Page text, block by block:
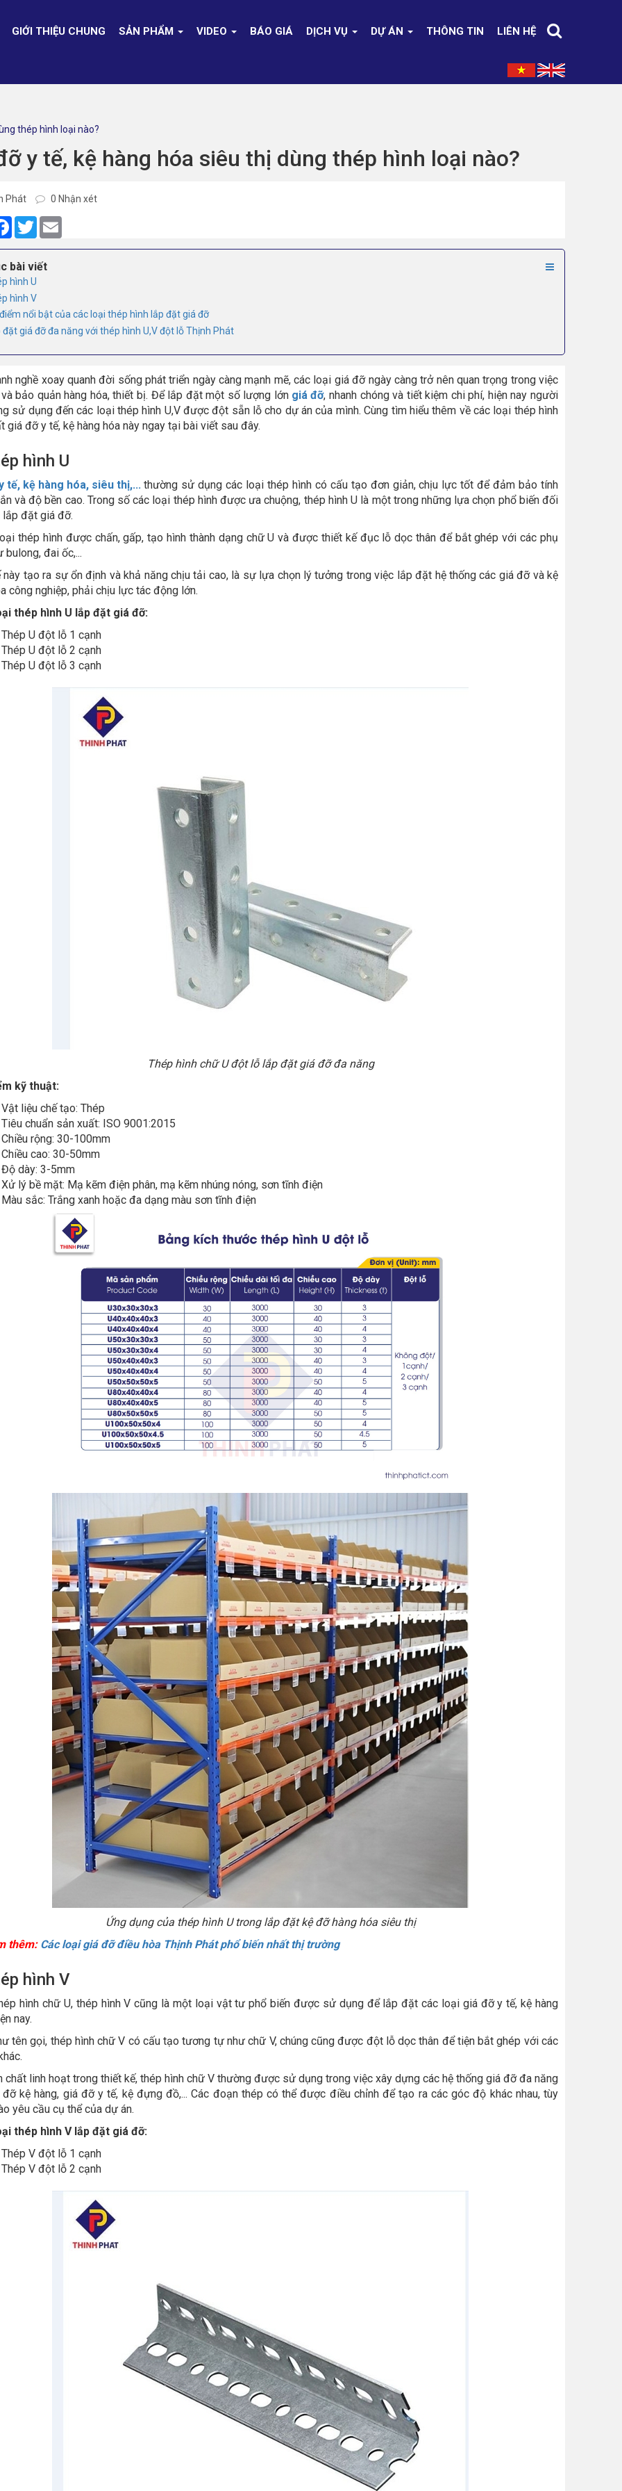
GIỚI THIỆU CHUNG SẢN PHẨM VIDEO BÁO GIÁ DỊCH VỤ DỰ ÁN THÔNG TIN LIÊN HỆ
thép hình loại nào?
y tế, kệ hàng hóa siêu thị dùng thép hình loại nào?
Phát 0 Nhận xét
Facebook
TwitterEmail
bài viết
hình U
hình V
nổi bật của các loại thép hình lắp đặt giá đỡ
đặt giá đỡ đa năng với thép hình U,V đột lỗ Thịnh Phát
nghề xoay quanh đời sống phát triển ngày càng mạnh mẽ, các loại giá đỡ ngày càng trở nên quan trọng trong việc
bảo quản hàng hóa, thiết bị. Để lắp đặt một số lượng lớn giá đỡ, nhanh chóng và tiết kiệm chi phí, hiện nay người
sử dụng đến các loại thép hình U,V được đột sẵn lỗ cho dự án của mình. Cùng tìm hiểu thêm về các loại thép hình
giá đỡ y tế, kệ hàng hóa này ngay tại bài viết sau đây.
hình U
tế, kệ hàng hóa, siêu thị,... thường sử dụng các loại thép hình có cấu tạo đơn giản, chịu lực tốt để đảm bảo tính
và độ bền cao. Trong số các loại thép hình được ưa chuộng, thép hình U là một trong những lựa chọn phổ biến đối
lắp đặt giá đỡ.
thép hình được chấn, gấp, tạo hình thành dạng chữ U và được thiết kế đục lỗ dọc thân để bắt ghép với các phụ
bulong, đai ốc,...
này tạo ra sự ổn định và khả năng chịu tải cao, là sự lựa chọn lý tưởng trong việc lắp đặt hệ thống các giá đỡ và kệ
công nghiệp, phải chịu lực tác động lớn.
thép hình U lắp đặt giá đỡ:
Thép U đột lỗ 1 cạnh
Thép U đột lỗ 2 cạnh
Thép U đột lỗ 3 cạnh
Thép hình chữ U đột lỗ lắp đặt giá đỡ đa năng
kỹ thuật:
Vật liệu chế tạo: Thép
Tiêu chuẩn sản xuất: ISO 9001:2015
Chiều rộng: 30-100mm
Chiều cao: 30-50mm
Độ dày: 3-5mm
Xử lý bề mặt: Mạ kẽm điện phân, mạ kẽm nhúng nóng, sơn tĩnh điện
Màu sắc: Trắng xanh hoặc đa dạng màu sơn tĩnh điện
Ứng dụng của thép hình U trong lắp đặt kệ đỡ hàng hóa siêu thị
thêm: Các loại giá đỡ điều hòa Thịnh Phát phổ biến nhất thị trường
hình V
hình chữ U, thép hình V cũng là một loại vật tư phổ biến được sử dụng để lắp đặt các loại giá đỡ y tế, kệ hàng
nay.
tên gọi, thép hình chữ V có cấu tạo tương tự như chữ V, chúng cũng được đột lỗ dọc thân để tiện bắt ghép với các
chất linh hoạt trong thiết kế, thép hình chữ V thường được sử dụng trong việc xây dựng các hệ thống giá đỡ đa năng
kệ hàng, giá đỡ y tế, kệ đựng đồ,... Các đoạn thép có thể được điều chỉnh để tạo ra các góc độ khác nhau, tùy
yêu cầu cụ thể của dự án.
thép hình V lắp đặt giá đỡ:
Thép V đột lỗ 1 cạnh
Thép V đột lỗ 2 cạnh